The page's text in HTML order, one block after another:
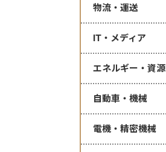
物流・運送
IT・メディア
エネルギー・資源
自動車・機械
電機・精密機械